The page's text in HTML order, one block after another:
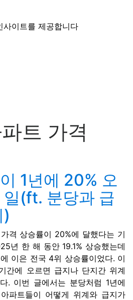
사이트를 제공합니다
트 가격
1년에 20% 오
일(ft. 분당과 급
격 상승률이 20%에 달했다는 기
년 한 해 동안 19.1% 상승했는데
이은 전국 4위 상승률이었다. 이
간에 오르면 급지나 단지간 위계
. 이번 글에서는 분당처럼 1년에
파트들이 어떻게 위계와 급지가